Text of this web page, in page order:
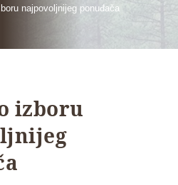
najpovoljnijeg ponuđača
izboru